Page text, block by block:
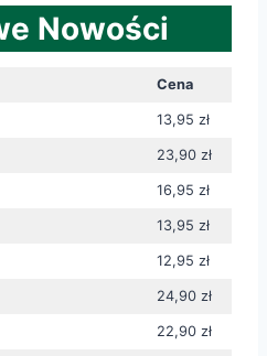
Nowości
Cena
13,95 zł
23,90 zł
16,95 zł
13,95 zł
12,95 zł
24,90 zł
22,90 zł